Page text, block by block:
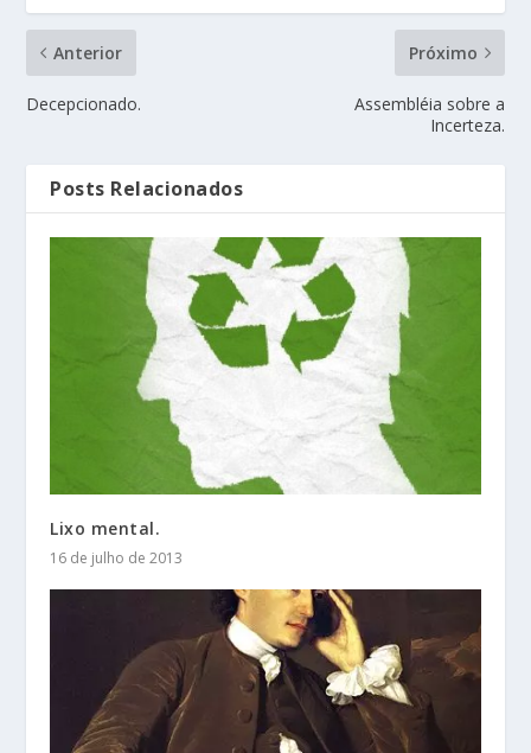
Anterior
Decepcionado.
Próximo
Assembléia sobre a
Incerteza.
Posts Relacionados
Lixo mental.
16 de julho de 2013